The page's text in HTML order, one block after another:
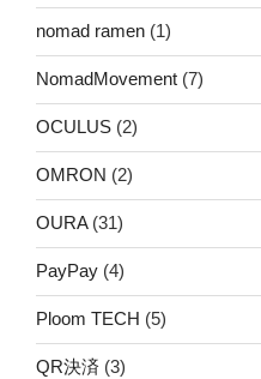
nomad ramen (1)
NomadMovement (7)
OCULUS (2)
OMRON (2)
OURA(31)
PayPay (4)
Ploom TECH (5)
QR決済 (3)